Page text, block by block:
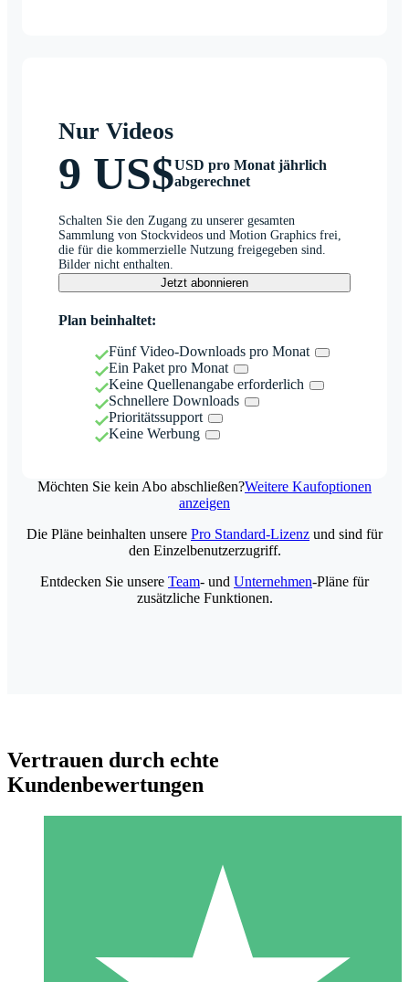
Nur Videos
9 US$USD pro Monat jährlich
abgerechnet
Schalten Sie den Zugang zu unserer gesamten
Sammlung von Stockvideos und Motion Graphics frei,
die für die kommerzielle Nutzung freigegeben sind.
Bilder nicht enthalten.
Jetzt abonnieren
Plan beinhaltet:
Fünf Video-Downloads pro Monat
Ein Paket pro Monat
Keine Quellenangabe erforderlich
Schnellere Downloads
Prioritätssupport
Keine Werbung
Möchten Sie kein Abo abschließen?Weitere Kaufoptionen
anzeigen
Individuelle Credit-Pakete
Zahlen Sie nach Bedarf mit Download-Credits. Keine
monatliche Verpflichtung erforderlich.
Die Pläne beinhalten unsere Pro Standard-Lizenz und sind für
den Einzelbenutzerzugriff.
Entdecken Sie unsere Team- und Unternehmen-Pläne für
zusätzliche Funktionen.
Vertrauen durch echte
Kundenbewertungen